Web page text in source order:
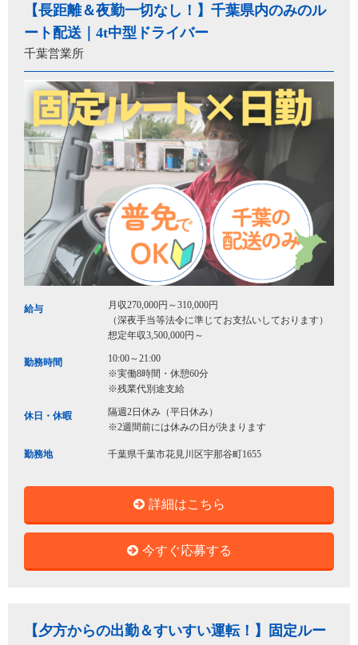
【長距離＆夜勤一切なし！】千葉県内のみのル
ート配送｜4t中型ドライバー
千葉営業所
給与
月収270,000円～310,000円
（深夜手当等法令に準じてお支払いしております）
想定年収3,500,000円～
勤務時間
10:00～21:00
※実働8時間・休憩60分
※残業代別途支給
休日・休暇
隔週2日休み（平日休み）
※2週間前には休みの日が決まります
勤務地 千葉県千葉市花見川区宇那谷町1655
詳細はこちら
今すぐ応募する
【夕方からの出勤＆すいすい運転！】固定ルー